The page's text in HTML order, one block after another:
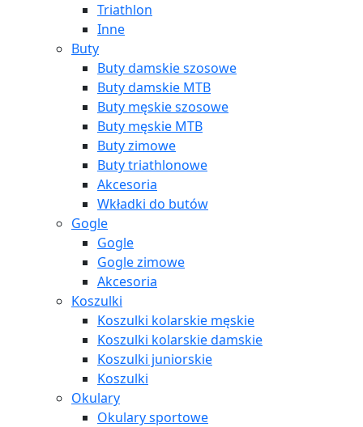
Triathlon
Inne
Buty
Buty damskie szosowe
Buty damskie MTB
Buty męskie szosowe
Buty męskie MTB
Buty zimowe
Buty triathlonowe
Akcesoria
Wkładki do butów
Gogle
Gogle
Gogle zimowe
Akcesoria
Koszulki
Koszulki kolarskie męskie
Koszulki kolarskie damskie
Koszulki juniorskie
Koszulki
Okulary
Okulary sportowe